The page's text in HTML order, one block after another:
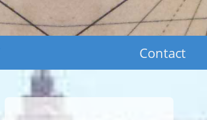
Contact